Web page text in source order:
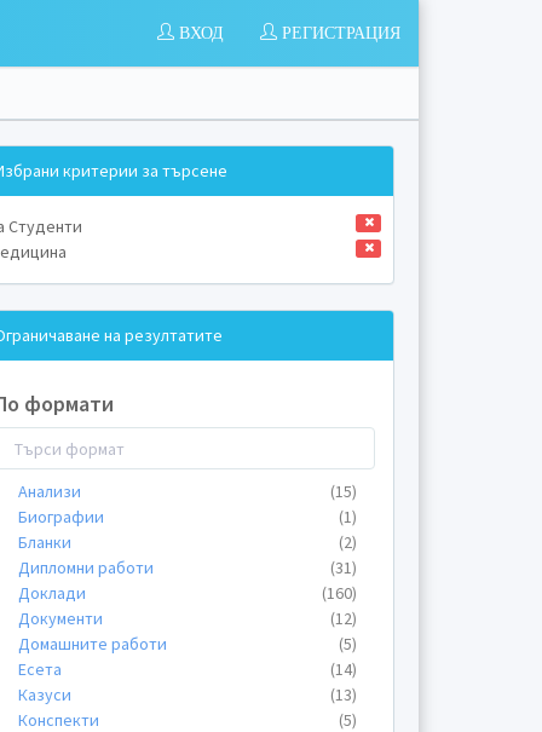
РЕГИСТРАЦИЯ
ВХОД
критерии за търсене
Студенти
на резултатите
формати
Анализи
(15)
Биографии
(1)
Бланки
(2)
Дипломни работи
(31)
Доклади
(160)
Документи
(12)
Домашните работи
(5)
Есета
(14)
Казуси
(13)
Конспекти
(5)